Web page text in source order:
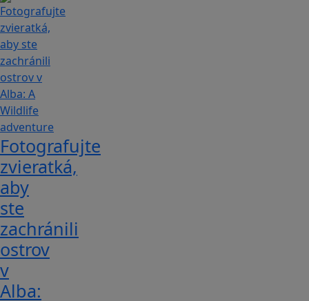
Fotografujte
zvieratká,
aby
ste
zachránili
ostrov
v
Alba: